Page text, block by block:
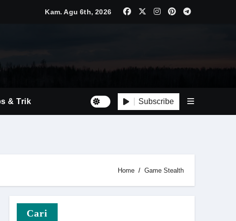
Kam. Agu 6th, 2026
& Trik Subscribe
Home Game Stealth
Cari